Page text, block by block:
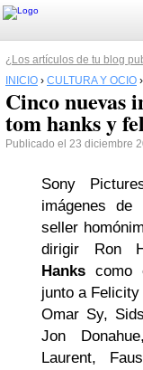
¿Los artículos de tu blog
INICIO › CULTURA Y OCIO ›
Cinco nuevas
tom hanks y
Publicado el 23 diciembre
Sony
imágenes de
seller
dirigir Ron
Hanks como
junto a
Omar Sy,
Jon
Laurent,